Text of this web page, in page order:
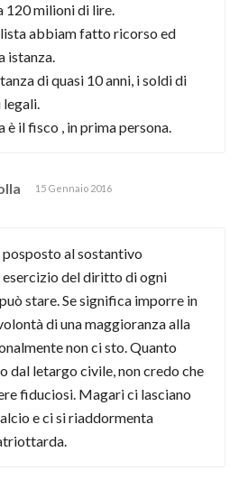
120 milioni di lire.
abbiam fatto ricorso ed
istanza.
di quasi 10 anni, i soldi di
è il fisco , in prima persona.
15 Gennaio 2016
posposto al sostantivo
esercizio del diritto di ogni
stare. Se significa imporre in
di una maggioranza alla
non ci sto. Quanto
dal letargo civile, non credo che
fiduciosi. Magari ci lasciano
e ci si riaddormenta